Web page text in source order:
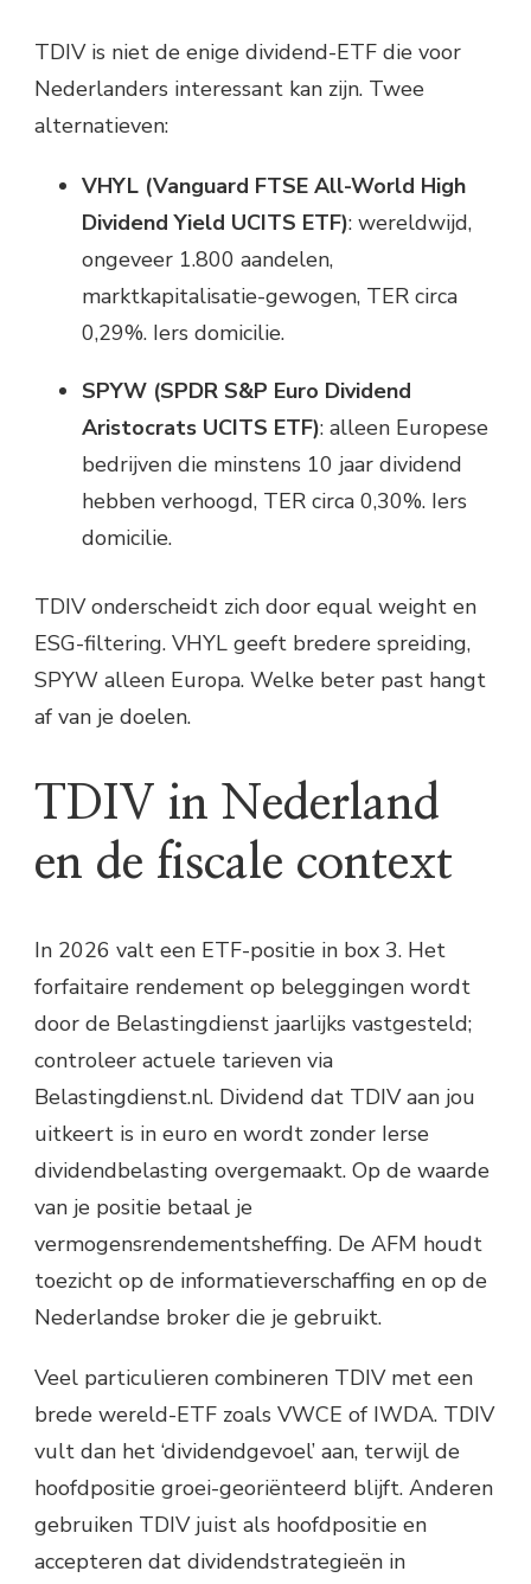
TDIV is niet de enige dividend-ETF die voor
Nederlanders interessant kan zijn. Twee
alternatieven:
VHYL (Vanguard FTSE All-World High
Dividend Yield UCITS ETF): wereldwijd,
ongeveer 1.800 aandelen,
marktkapitalisatie-gewogen, TER circa
0,29%. Iers domicilie.
SPYW (SPDR S&P Euro Dividend
Aristocrats UCITS ETF): alleen Europese
bedrijven die minstens 10 jaar dividend
hebben verhoogd, TER circa 0,30%. Iers
domicilie.
TDIV onderscheidt zich door equal weight en
ESG-filtering. VHYL geeft bredere spreiding,
SPYW alleen Europa. Welke beter past hangt
af van je doelen.
TDIV in Nederland
en de fiscale context
In 2026 valt een ETF-positie in box 3. Het
forfaitaire rendement op beleggingen wordt
door de Belastingdienst jaarlijks vastgesteld;
controleer actuele tarieven via
Belastingdienst.nl. Dividend dat TDIV aan jou
uitkeert is in euro en wordt zonder Ierse
dividendbelasting overgemaakt. Op de waarde
van je positie betaal je
vermogensrendementsheffing. De AFM houdt
toezicht op de informatieverschaffing en op de
Nederlandse broker die je gebruikt.
Veel particulieren combineren TDIV met een
brede wereld-ETF zoals VWCE of IWDA. TDIV
vult dan het ‘dividendgevoel’ aan, terwijl de
hoofdpositie groei-georiënteerd blijft. Anderen
gebruiken TDIV juist als hoofdpositie en
accepteren dat dividendstrategieën in